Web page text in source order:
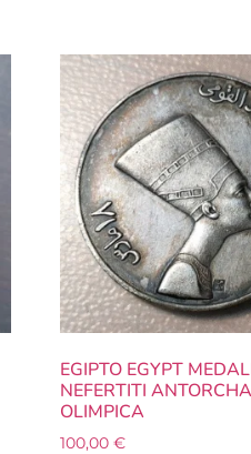
EGIPTO EGYPT
NEFERTITI ANTORCHA
OLIMPICA
100,00 €